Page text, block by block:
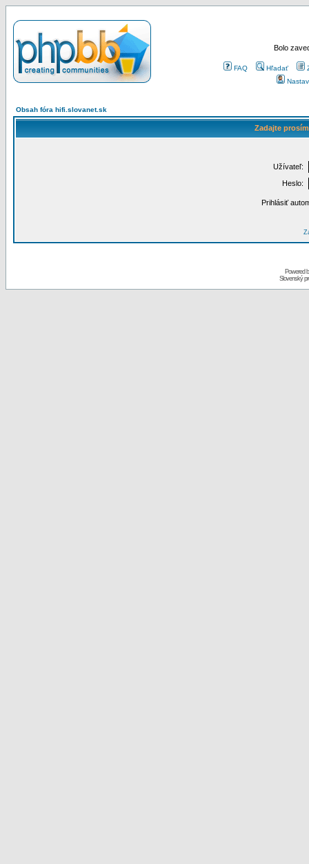
Bolo
FAQ Hľadať
Obsah fóra hifi.slovanet.sk
Zadajte
Užívateľ:
Heslo:
Prihlásiť
Powered
Slovenský